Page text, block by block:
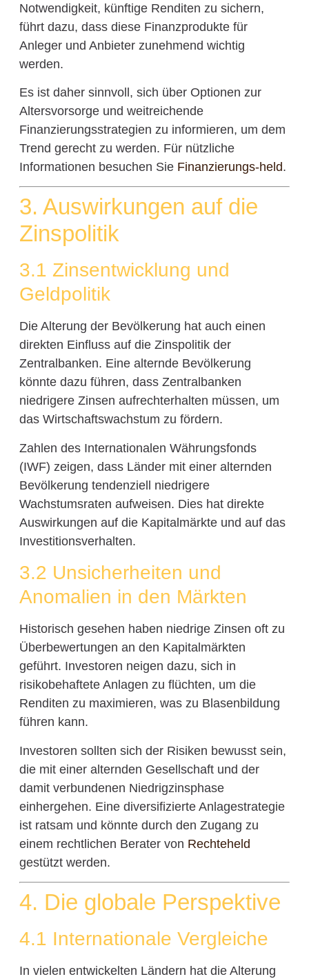
Notwendigkeit, künftige Renditen zu sichern,
führt dazu, dass diese Finanzprodukte für
Anleger und Anbieter zunehmend wichtig
werden.
Es ist daher sinnvoll, sich über Optionen zur
Altersvorsorge und weitreichende
Finanzierungsstrategien zu informieren, um dem
Trend gerecht zu werden. Für nützliche
Informationen besuchen Sie Finanzierungs-held.
3. Auswirkungen auf die
Zinspolitik
3.1 Zinsentwicklung und
Geldpolitik
Die Alterung der Bevölkerung hat auch einen
direkten Einfluss auf die Zinspolitik der
Zentralbanken. Eine alternde Bevölkerung
könnte dazu führen, dass Zentralbanken
niedrigere Zinsen aufrechterhalten müssen, um
das Wirtschaftswachstum zu fördern.
Zahlen des Internationalen Währungsfonds
(IWF) zeigen, dass Länder mit einer alternden
Bevölkerung tendenziell niedrigere
Wachstumsraten aufweisen. Dies hat direkte
Auswirkungen auf die Kapitalmärkte und auf das
Investitionsverhalten.
3.2 Unsicherheiten und
Anomalien in den Märkten
Historisch gesehen haben niedrige Zinsen oft zu
Überbewertungen an den Kapitalmärkten
geführt. Investoren neigen dazu, sich in
risikobehaftete Anlagen zu flüchten, um die
Renditen zu maximieren, was zu Blasenbildung
führen kann.
Investoren sollten sich der Risiken bewusst sein,
die mit einer alternden Gesellschaft und der
damit verbundenen Niedrigzinsphase
einhergehen. Eine diversifizierte Anlagestrategie
ist ratsam und könnte durch den Zugang zu
einem rechtlichen Berater von Rechteheld
gestützt werden.
4. Die globale Perspektive
4.1 Internationale Vergleiche
In vielen entwickelten Ländern hat die Alterung